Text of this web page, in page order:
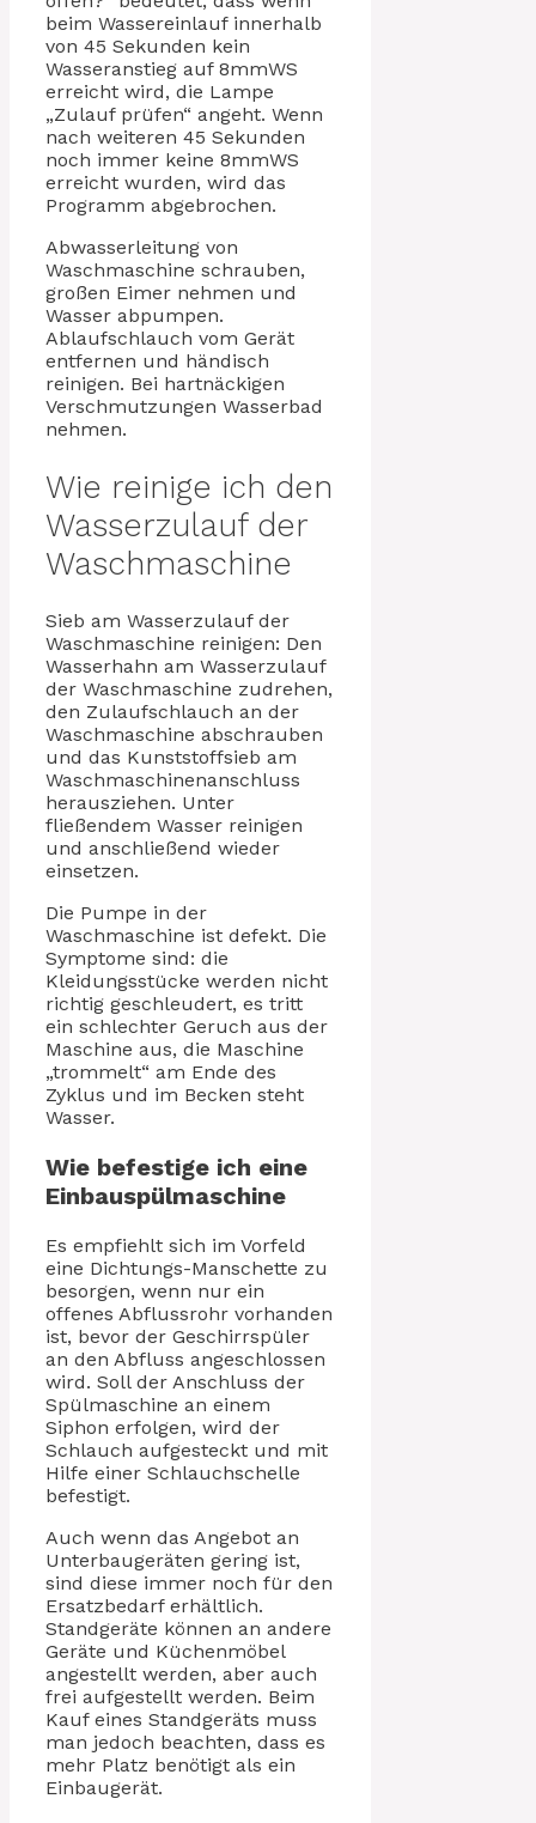
beim Wassereinlauf innerhalb
von 45 Sekunden kein
Wasseranstieg auf 8mmWS
erreicht wird, die Lampe
„Zulauf prüfen“ angeht. Wenn
nach weiteren 45 Sekunden
noch immer keine 8mmWS
erreicht wurden, wird das
Programm abgebrochen.
Abwasserleitung von
Waschmaschine schrauben,
großen Eimer nehmen und
Wasser abpumpen.
Ablaufschlauch vom Gerät
entfernen und händisch
reinigen. Bei hartnäckigen
Verschmutzungen Wasserbad
nehmen.
Wie reinige ich den
Wasserzulauf der
Waschmaschine
Sieb am Wasserzulauf der
Waschmaschine reinigen: Den
Wasserhahn am Wasserzulauf
der Waschmaschine zudrehen,
den Zulaufschlauch an der
Waschmaschine abschrauben
und das Kunststoffsieb am
Waschmaschinenanschluss
herausziehen. Unter
fließendem Wasser reinigen
und anschließend wieder
einsetzen.
Die Pumpe in der
Waschmaschine ist defekt. Die
Symptome sind: die
Kleidungsstücke werden nicht
richtig geschleudert, es tritt
ein schlechter Geruch aus der
Maschine aus, die Maschine
„trommelt“ am Ende des
Zyklus und im Becken steht
Wasser.
Wie befestige ich eine
Einbauspülmaschine
Es empfiehlt sich im Vorfeld
eine Dichtungs-Manschette zu
besorgen, wenn nur ein
offenes Abflussrohr vorhanden
ist, bevor der Geschirrspüler
an den Abfluss angeschlossen
wird. Soll der Anschluss der
Spülmaschine an einem
Siphon erfolgen, wird der
Schlauch aufgesteckt und mit
Hilfe einer Schlauchschelle
befestigt.
Auch wenn das Angebot an
Unterbaugeräten gering ist,
sind diese immer noch für den
Ersatzbedarf erhältlich.
Standgeräte können an andere
Geräte und Küchenmöbel
angestellt werden, aber auch
frei aufgestellt werden. Beim
Kauf eines Standgeräts muss
man jedoch beachten, dass es
mehr Platz benötigt als ein
Einbaugerät.